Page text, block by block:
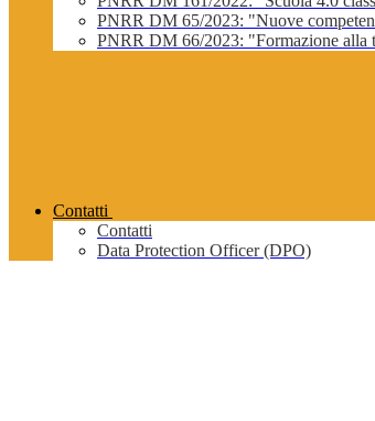
PNRR DM 65/2023: "Nuove
PNRR DM 66/2023: "Formazione alla
Contatti
Contatti
Data Protection Officer (DPO)